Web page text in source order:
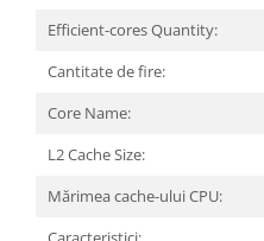
Efficient-cores Quantity:
Cantitate de fire:
Core Name:
L2 Cache Size:
Mărimea cache-ului CPU: